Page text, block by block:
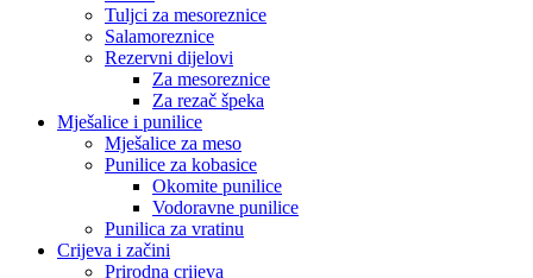
Tuljci za mesoreznice
Salamoreznice
Rezervni dijelovi
Za mesoreznice
Za rezač špeka
Mješalice i punilice
Mješalice za meso
Punilice za kobasice
Okomite punilice
Vodoravne punilice
Punilica za vratinu
Crijeva i začini
Prirodna crijeva